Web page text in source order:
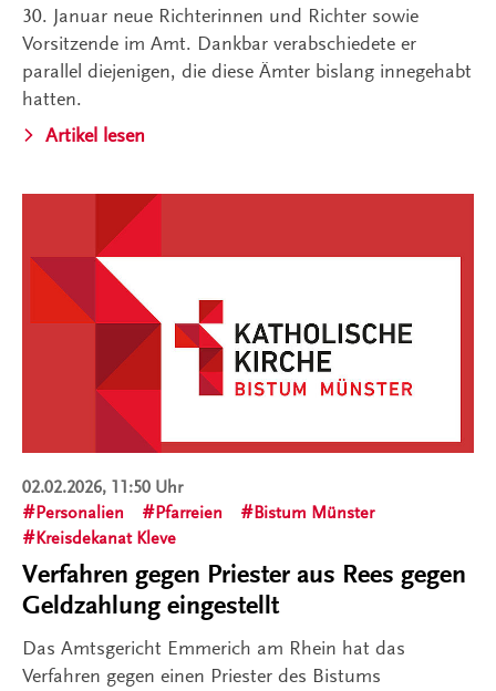
30. Januar neue Richterinnen und Richter sowie
Vorsitzende im Amt. Dankbar verabschiedete er
parallel diejenigen, die diese Ämter bislang innegehabt
hatten.
Artikel lesen
02.02.2026, 11:50 Uhr
Personalien
Pfarreien
Bistum Münster
Kreisdekanat Kleve
Verfahren gegen Priester aus Rees gegen
Geldzahlung eingestellt
Das Amtsgericht Emmerich am Rhein hat das
Verfahren gegen einen Priester des Bistums